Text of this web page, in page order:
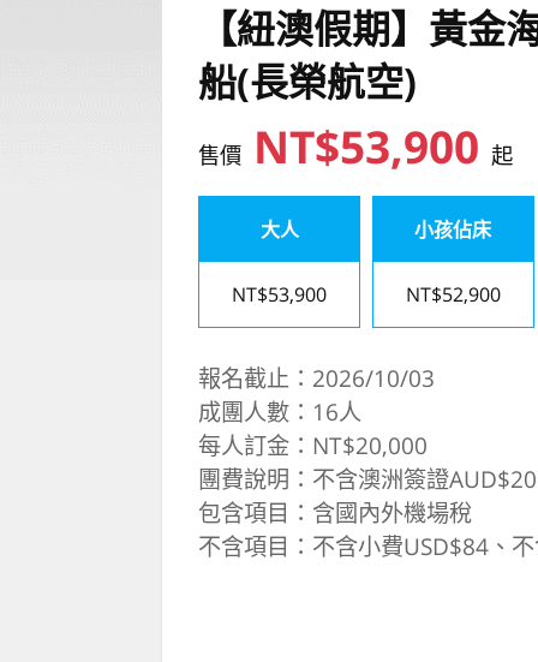
【紐澳假期】黃
船(長榮航空)
售價 NT$53,900起
大人
NT$53,900
小孩佔床
NT$52,900
報名截止：2026/10/03
成團人數：16人
每人訂金：NT$20,000
團費說明：不含澳洲簽證
包含項目：含國內外機場稅
不含項目：不含小費USD$84、